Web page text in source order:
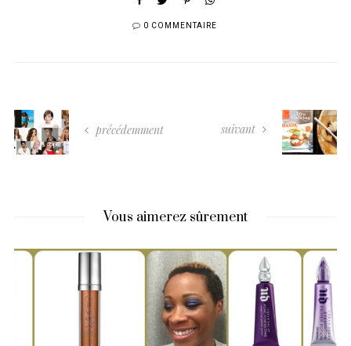
0 COMMENTAIRE
précédemment suivant
Vous aimerez sûrement